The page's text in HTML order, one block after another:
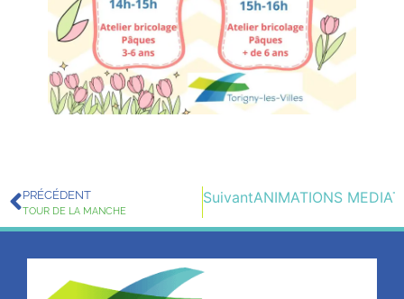
PRÉCÉDENT
TOUR DE LA MANCHE
SuivantANIMATIONS